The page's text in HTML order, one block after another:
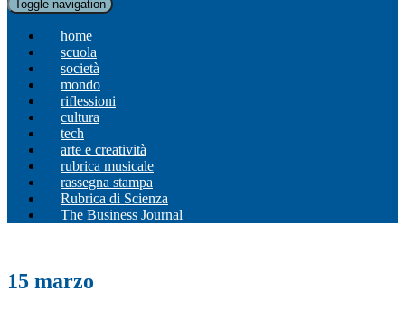
Toggle navigation
home
scuola
società
mondo
riflessioni
cultura
tech
arte e creatività
rubrica musicale
rassegna stampa
Rubrica di Scienza
The Business Journal
15 marzo